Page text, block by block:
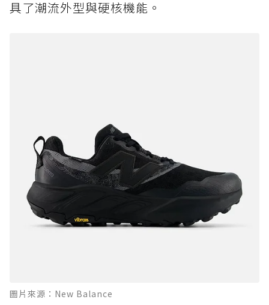
具了潮流外型與硬核機能。
圖片來源：New Balance